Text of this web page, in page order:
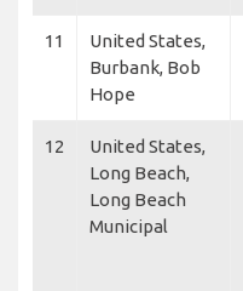
11
United States,
Burbank, Bob
Hope
12
United States,
Long Beach,
Long Beach
Municipal